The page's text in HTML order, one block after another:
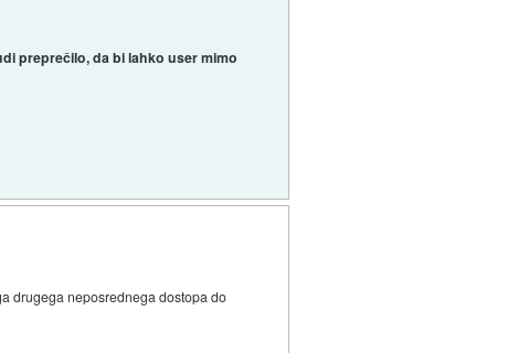
preprečilo, da bi lahko user mimo
drugega neposrednega dostopa do